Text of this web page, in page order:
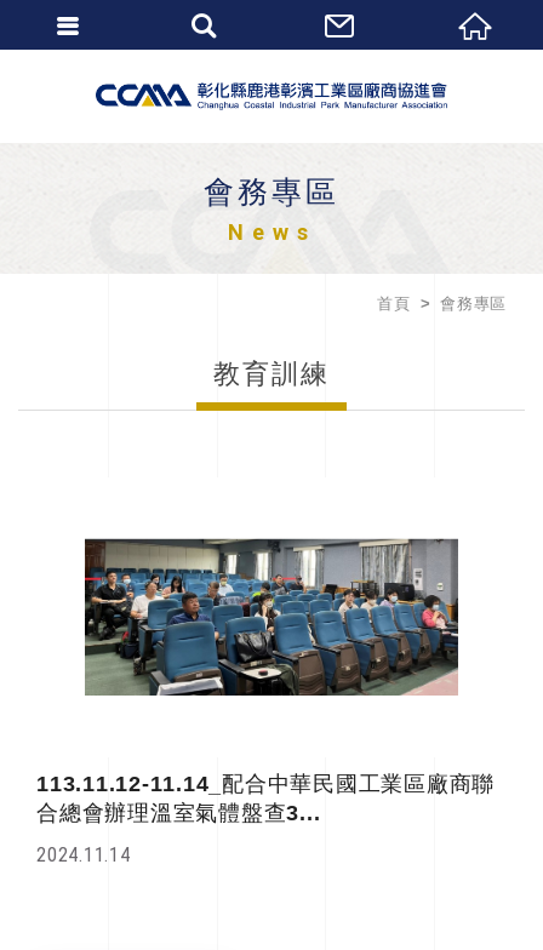
會務專區
News
首頁 會務專區
教育訓練
113.11.12-11.14_配合中華民國工業區廠商聯
合總會辦理溫室氣體盤查3...
2024.11.14